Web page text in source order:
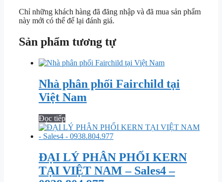
Chỉ những khách hàng đã đăng nhập và đã mua sản phẩm
này mới có thể để lại đánh giá.
Sản phẩm tương tự
Nhà phân phối Fairchild tại
Việt Nam
Đọc tiếp
ĐẠI LÝ PHÂN PHỐI KERN
TẠI VIỆT NAM – Sales4 –